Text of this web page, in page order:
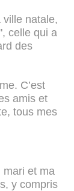
ville natale,
celle qui a
des
C’est
amis et
tous mes
mari et ma
y compris